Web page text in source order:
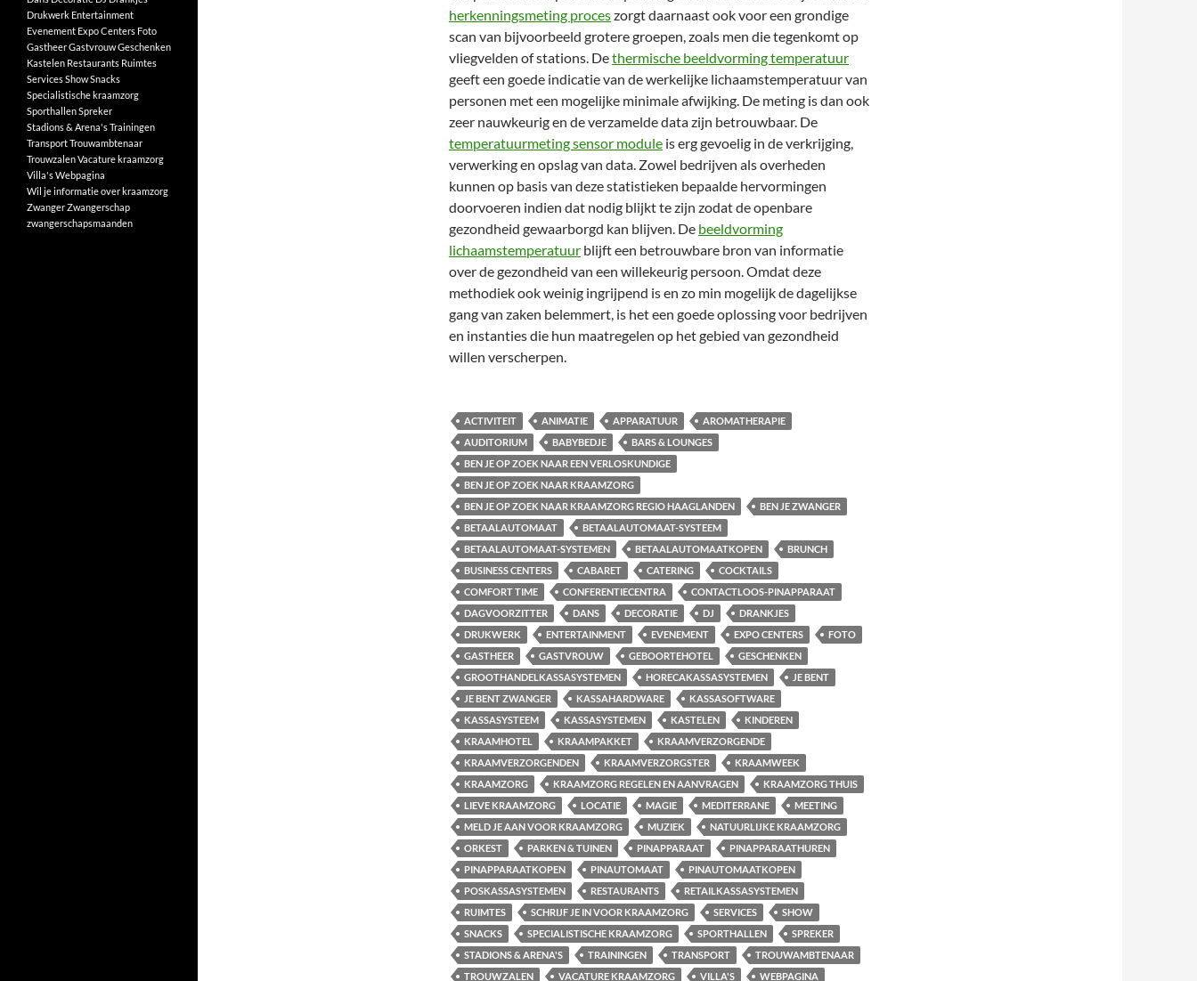
herkenningsmeting proceszorgt daarnaast ook voor een grondige
scan van bijvoorbeeld grotere groepen, zoals men die tegenkomt op
vliegvelden of stations. Dethermische beeldvorming temperatuur
geeft een goede indicatie van de werkelijke lichaamstemperatuur van
personen met een mogelijke minimale afwijking. De meting is dan ook
zeer nauwkeurig en de verzamelde data zijn betrouwbaar. De
temperatuurmeting sensor module is erg gevoelig in de verkrijging,
verwerking en opslag van data. Zowel bedrijven als overheden
kunnen op basis van deze statistieken bepaalde hervormingen
doorvoeren indien dat nodig blijkt te zijn zodat de openbare
gezondheid gewaarborgd kan blijven. De beeldvorming
lichaamstemperatuur blijft een betrouwbare bron van informatie
over de gezondheid van een willekeurig persoon. Omdat deze
methodiek ook weinig ingrijpend is en zo min mogelijk de dagelijkse
gang van zaken belemmert, is het een goede oplossing voor bedrijven
en instanties die hun maatregelen op het gebied van gezondheid
willen verscherpen.
ACTIVITEIT ANIMATIE APPARATUUR
AROMATHERAPIE
AUDITORIUM
BABYBEDJE
BARS & LOUNGES
BEN JE OP ZOEK NAAR EEN VERLOSKUNDIGE
BEN JE OP ZOEK NAAR KRAAMZORG
BEN JE OP ZOEK NAAR KRAAMZORG REGIO HAAGLANDEN
BEN JE ZWANGER
BETAALAUTOMAAT
BETAALAUTOMAAT-SYSTEEM
BETAALAUTOMAAT-SYSTEMEN
BETAALAUTOMAATKOPEN
BRUNCH
BUSINESS CENTERS
CABARET CATERING
COCKTAILS
COMFORT TIME
CONFERENTIECENTRA
CONTACTLOOS-PINAPPARAAT
DAGVOORZITTER
DANS DECORATIE DJ
DRANKJES
DRUKWERK
ENTERTAINMENT EVENEMENT EXPO CENTERS
FOTO
GASTHEER
GASTVROUW GEBOORTEHOTEL
GESCHENKEN
GROOTHANDELKASSASYSTEMEN
HORECAKASSASYSTEMEN
JE BENT
JE BENT ZWANGER
KASSAHARDWARE
KASSASOFTWARE
KASSASYSTEEM
KASSASYSTEMEN KASTELEN
KINDEREN
KRAAMHOTEL
KRAAMPAKKET
KRAAMVERZORGENDE
KRAAMVERZORGENDEN
KRAAMVERZORGSTER
KRAAMWEEK
KRAAMZORG
KRAAMZORG REGELEN EN AANVRAGEN
KRAAMZORG THUIS
LIEVE KRAAMZORG
LOCATIE MAGIE MEDITERRANE
MEETING
MELD JE AAN VOOR KRAAMZORG
MUZIEK
NATUURLIJKE KRAAMZORG
ORKEST
PARKEN & TUINEN PINAPPARAAT
PINAPPARAATHUREN
PINAPPARAATKOPEN
PINAUTOMAAT
PINAUTOMAATKOPEN
POSKASSASYSTEMEN
RESTAURANTS
RETAILKASSASYSTEMEN
RUIMTES
SCHRIJF JE IN VOOR KRAAMZORG SERVICES
SHOW
SNACKS
SPECIALISTISCHE KRAAMZORG SPORTHALLEN
SPREKER
STADIONS & ARENA'S
TRAININGEN TRANSPORT
TROUWAMBTENAAR
TROUWZALEN
VACATURE KRAAMZORG VILLA'S WEBPAGINA
Drukwerk Entertainment
Evenement Expo Centers Foto
GastheerGastvrouwGeschenken
Kastelen Restaurants Ruimtes
ServicesShowSnacks
Specialistische kraamzorg
SporthallenSpreker
Stadions & Arena'sTrainingen
TransportTrouwambtenaar
TrouwzalenVacature kraamzorg
Villa'sWebpagina
Wil je informatie over kraamzorg
ZwangerZwangerschap
zwangerschapsmaanden